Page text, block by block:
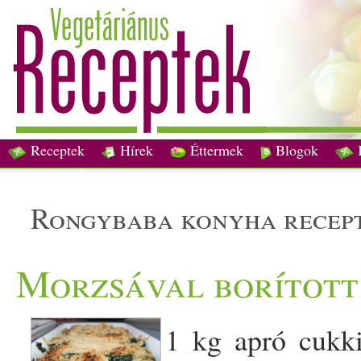
Receptek Hírek Éttermek Blogok
rongybaba konyha
Morzsával
1 kg apró